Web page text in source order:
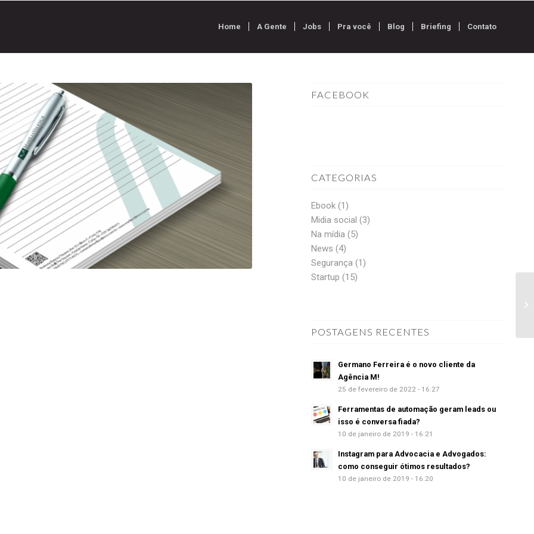
Home A Gente Jobs Pra você Blog Briefing Contato
FACEBOOK
CATEGORIAS
Ebook(1)
Midia social (3)
Na mídia(5)
News (4)
Segurança(1)
Startup (15)
POSTAGENS RECENTES
Germano Ferreira é o novo cliente da
Agência M!
25 de fevereiro de 2022 - 16:27
Ferramentas de automação geram leads ou
isso é conversa fiada?
10 de janeiro de 2019 - 16:21
Instagram para Advocacia e Advogados:
como conseguir ótimos resultados?
10 de janeiro de 2019 - 16:20